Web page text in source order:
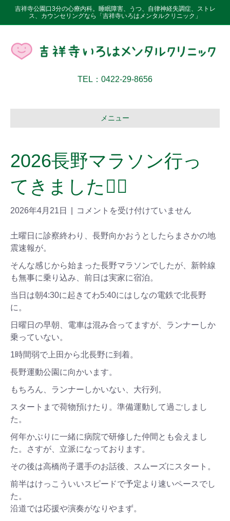
吉祥寺公園口3分の心療内科。睡眠障害、うつ、自律神経失調症、ストレ
ス、カウンセリングなら「吉祥寺いろはメンタルクリニック」
TEL：0422-29-8656
メニュー
2026長野マラソン行っ
てきました🏃‍♀️
2026年4月21日 コメントを受け付けていません
土曜日に診察終わり、長野向かおうとしたらまさかの地
震速報が。
そんな感じから始まった長野マラソンでしたが、新幹線
も無事に乗り込み、前日は実家に宿泊。
当日は朝4:30に起きてわ5:40にはしなの電鉄で北長野
に。
日曜日の早朝、電車は混み合ってますが、ランナーしか
乗っていない。
1時間弱で上田から北長野に到着。
長野運動公園に向かいます。
もちろん、ランナーしかいない、大行列。
スタートまで荷物預けたり。準備運動して過ごしまし
た。
何年かぶりに一緒に病院で研修した仲間とも会えまし
た。さすが、立派になっております。
その後は高橋尚子選手のお話後、スムーズにスタート。
前半はけっこういいスピードで予定より速いペースでし
た。
沿道では応援や演奏がなりやまず。